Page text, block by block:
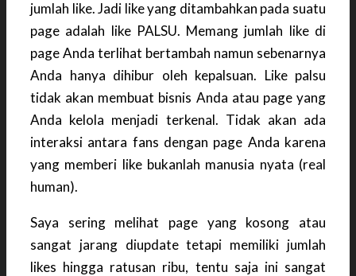
jumlah like. Jadi like yang ditambahkan pada suatu
page adalah like PALSU. Memang jumlah like di
page Anda terlihat bertambah namun sebenarnya
Anda hanya dihibur oleh kepalsuan. Like palsu
tidak akan membuat bisnis Anda atau page yang
Anda kelola menjadi terkenal. Tidak akan ada
interaksi antara fans dengan page Anda karena
yang memberi like bukanlah manusia nyata (real
human).
Saya sering melihat page yang kosong atau
sangat jarang diupdate tetapi memiliki jumlah
likes hingga ratusan ribu, tentu saja ini sangat